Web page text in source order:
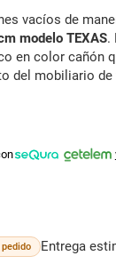
vacíos de
modelo TEXAS.
en color cañón
del mobiliario de
Entrega